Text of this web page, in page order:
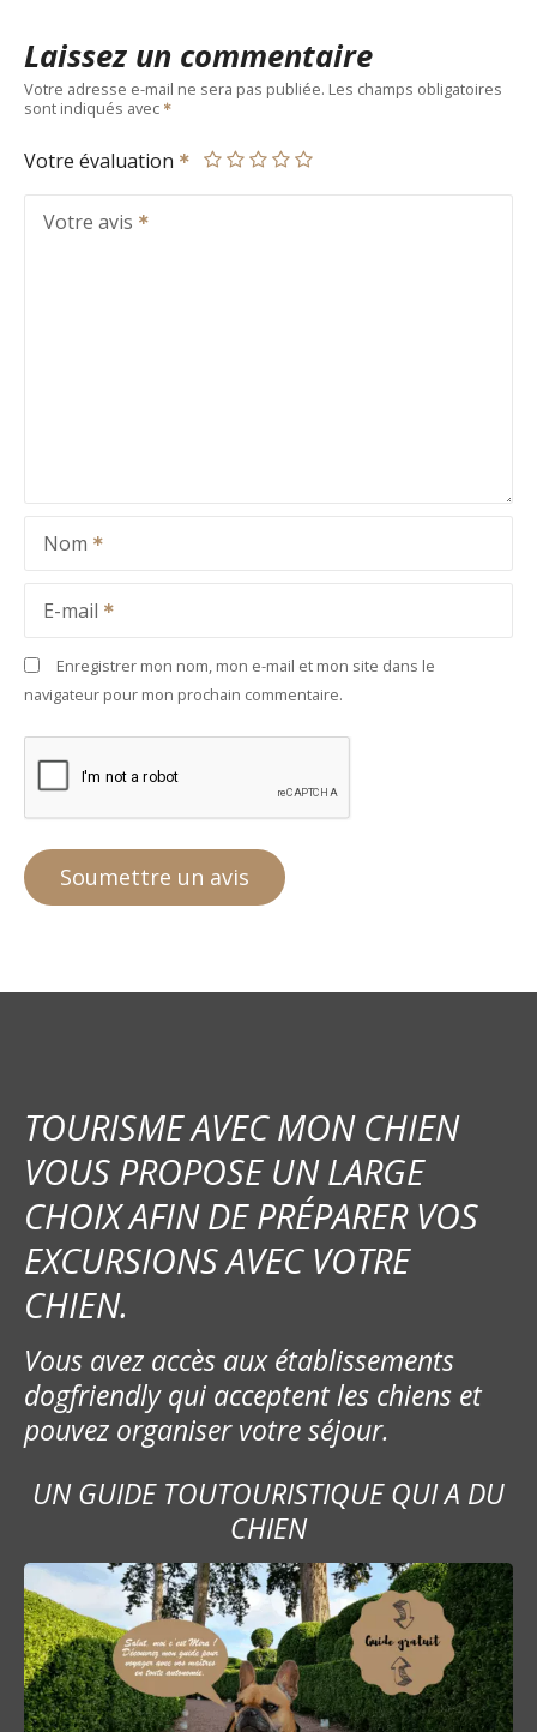
Laissez un commentaire
Votre adresse e-mail ne sera pas publiée. Les champs obligatoires
sont indiqués avec
Votre évaluation
Votre avis
Nom
E-mail
Enregistrer mon nom, mon e-mail et mon site dans le
navigateur pour mon prochain commentaire.
TOURISME AVEC MON CHIEN
VOUS PROPOSE UN LARGE
CHOIX AFIN DE PRÉPARER VOS
EXCURSIONS AVEC VOTRE
CHIEN.
Vous avez accès aux établissements
dogfriendly qui acceptent les chiens et
pouvez organiser votre séjour.
UN GUIDE TOUTOURISTIQUE QUI A DU
CHIEN